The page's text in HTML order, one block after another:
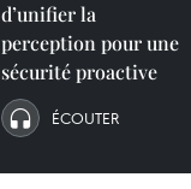
d’unifier la
perception pour une
sécurité proactive
ÉCOUTER